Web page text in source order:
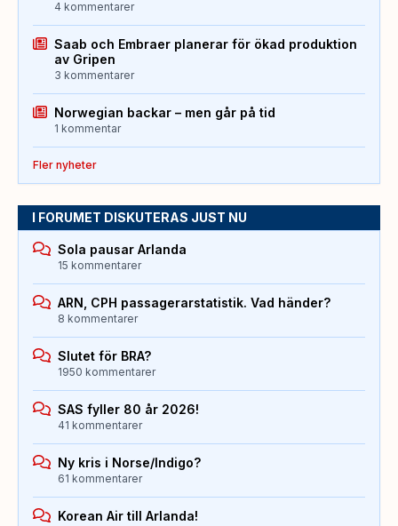
4 kommentarer
Saab och Embraer planerar för ökad produktion
av Gripen
3 kommentarer
Norwegian backar – men går på tid
1 kommentar
Fler nyheter
I FORUMET DISKUTERAS JUST NU
Sola pausar Arlanda
15 kommentarer
ARN, CPH passagerarstatistik. Vad händer?
8 kommentarer
Slutet för BRA?
1950 kommentarer
SAS fyller 80 år 2026!
41 kommentarer
Ny kris i Norse/Indigo?
61 kommentarer
Korean Air till Arlanda!